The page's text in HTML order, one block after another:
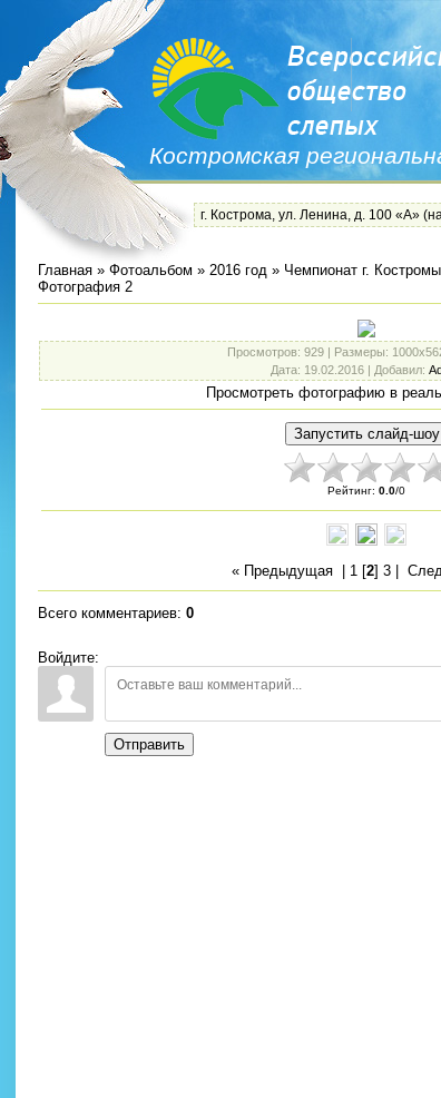
Костромская
г. Кострома, ул. Ленина, д. 100 «А» (
Главная » Фотоальбом » 2016 год » Чемпионат г.
Фотография 2
Просмотров: 929 | Размеры:
Дата: 19.02.2016 | Добавил:
Просмотреть фотографию в
Рейтинг: 0.0/0
« Предыдущая| 1[2] 3|
Всего комментариев: 0
Войдите:
Отправить